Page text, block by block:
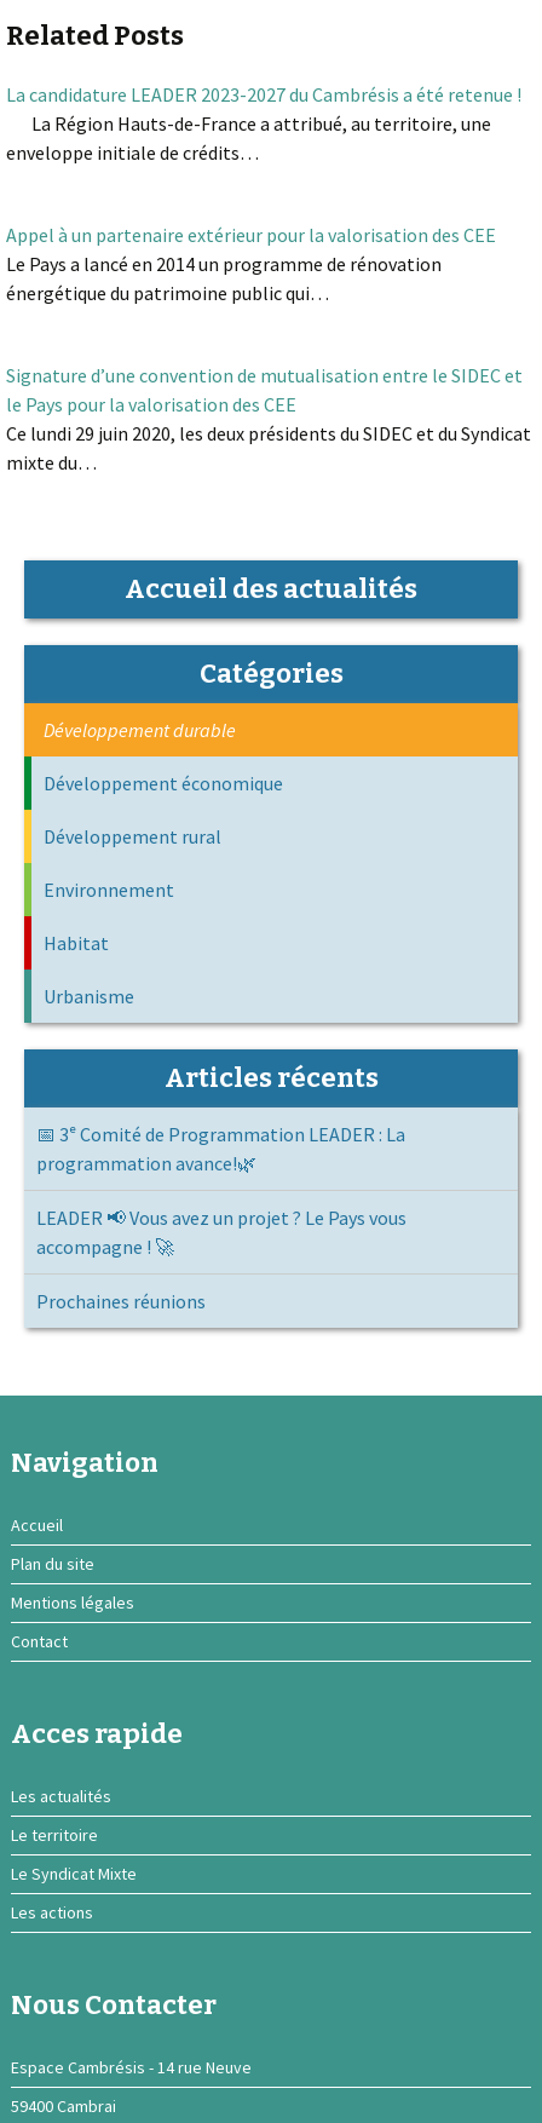
Related Posts
La candidature LEADER 2023-2027 du Cambrésis a été retenue !
La Région Hauts-de-France a attribué, au territoire, une
enveloppe initiale de crédits…
Appel à un partenaire extérieur pour la valorisation des CEE
Le Pays a lancé en 2014 un programme de rénovation
énergétique du patrimoine public qui…
Signature d’une convention de mutualisation entre le SIDEC et
le Pays pour la valorisation des CEE
Ce lundi 29 juin 2020, les deux présidents du SIDEC et du Syndicat
mixte du…
Accueil des actualités
Catégories
Développement durable
Développement économique
Développement rural
Environnement
Habitat
Urbanisme
Articles récents
📅 3ᵉ Comité de Programmation LEADER : La
programmation avance!🌿
LEADER 📢 Vous avez un projet ? Le Pays vous
accompagne ! 🚀
Prochaines réunions
Navigation
Accueil
Plan du site
Mentions légales
Contact
Acces rapide
Les actualités
Le territoire
Le Syndicat Mixte
Les actions
Nous Contacter
Espace Cambrésis - 14 rue Neuve
59400 Cambrai